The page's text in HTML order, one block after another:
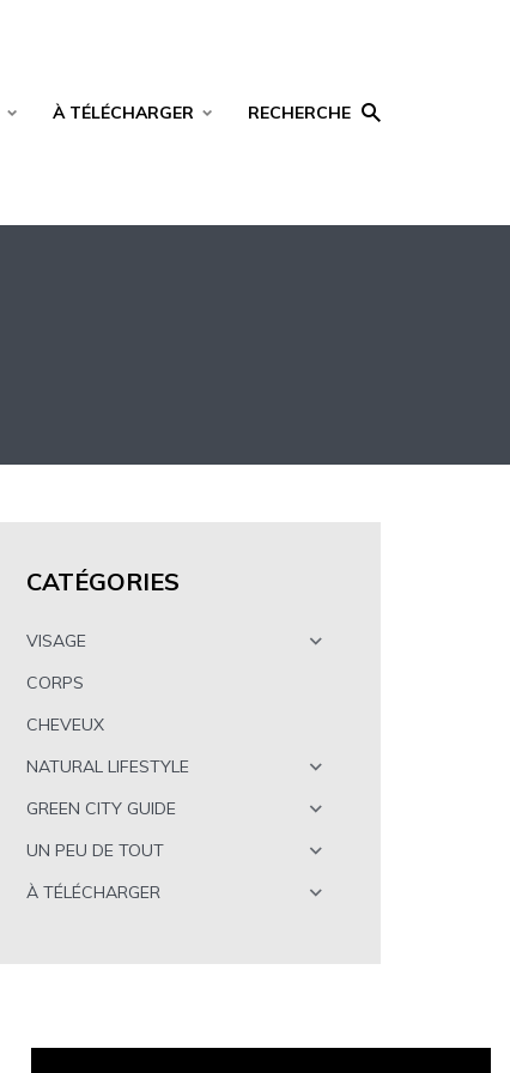
À TÉLÉCHARGER RECHERCHE
CATÉGORIES
VISAGE
CORPS
CHEVEUX
NATURAL LIFESTYLE
GREEN CITY GUIDE
UN PEU DE TOUT
À TÉLÉCHARGER